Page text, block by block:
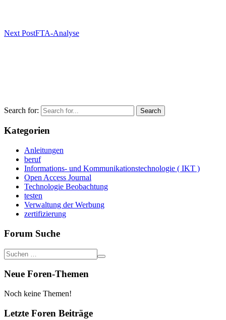
Next PostFTA-Analyse
Search for:
Kategorien
Anleitungen
beruf
Informations- und Kommunikationstechnologie ( IKT )
Open Access Journal
Technologie Beobachtung
testen
Verwaltung der Werbung
zertifizierung
Forum Suche
Neue Foren-Themen
Noch keine Themen!
Letzte Foren Beiträge